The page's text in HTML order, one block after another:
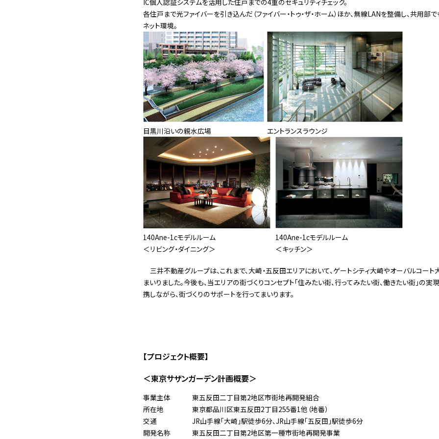
各住戸まで光ファイバーを引き込んだ（ファイバー・トゥ・ザ・ホーム）ほか、無線LANを整備し、共用部
ネット環境。
目黒川沿いの親水広場 エントランスラウンジ
140Ane-1cモデルルーム
＜リビング・ダイニング＞
140Ane-1cモデルルーム
＜キッチン＞
三井不動産グループは、これまで、大崎・五反田エリアにおいて、ゲートシティ大崎やオーバルコー
まいりました。今後も、当エリアの街づくりコンセプト「住みたい街、行ってみたい街、働きたい街」の
携しながら、街づくりのサポートを行ってまいります。
【プロジェクト概要】
＜東京サザンガーデン計画概要＞
事業主体
東五反田二丁目第2地区市街地再開発組合
所在地
東京都品川区東五反田2丁目255番1他（地番）
交通
JR山手線「大崎」駅徒歩6分、JR山手線「五反田」駅徒歩6分
開発名称
東五反田二丁目第2地区第一種市街地再開発事業